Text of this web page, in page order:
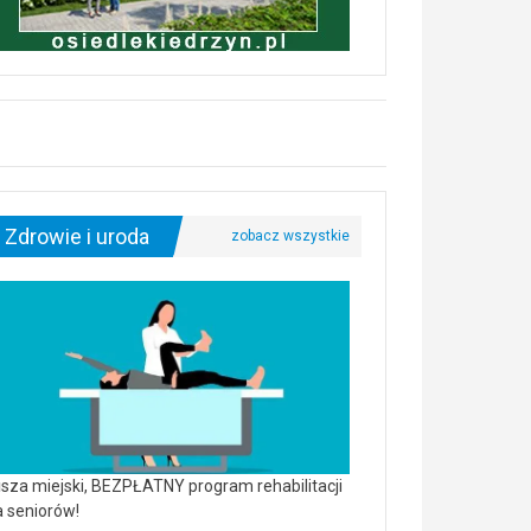
Zdrowie i uroda
miejski, BEZPŁATNY program rehabilitacji
seniorów!